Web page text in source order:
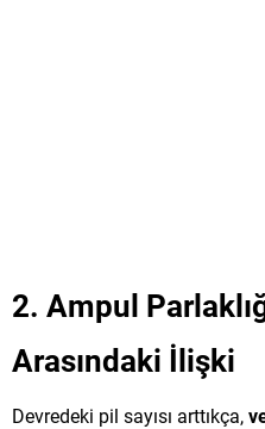
2. Ampul
Arasındaki İlişki
Devredeki pil sayısı arttıkça,